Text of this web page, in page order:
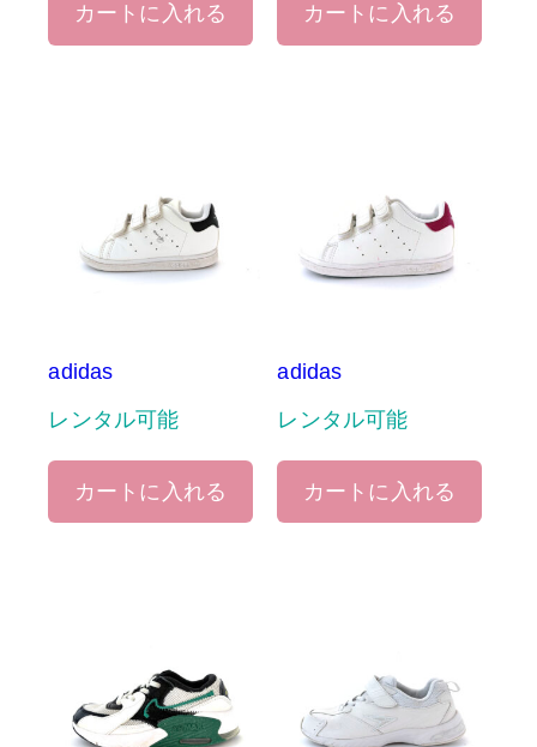
カートに入れる カートに入れる
adidas
レンタル可能
カートに入れる
adidas
レンタル可能
カートに入れる